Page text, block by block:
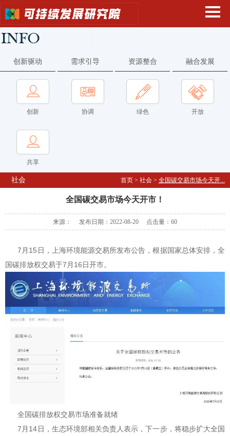
创新驱动 需求引导 资源整合 融合发展
创新 协调 绿色 开放
共享
首页 > 社会 > 全国碳交易市场今天开...
社会
全国碳交易市场今天开市！
来源： 发布日期：2022-08-20 点击量： 60
7月15日，上海环境能源交易所发布公告，根据国家总体安排，全
国碳排放权交易于7月16日开市。
全国碳排放权交易市场准备就绪
7月14日，生态环境部相关负责人表示，下一步，将稳步扩大全国